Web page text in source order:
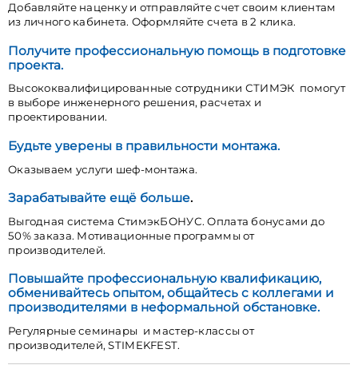
Добавляйте наценку и отправляйте счет своим клиентам
из личного кабинета. Оформляйте счета в 2 клика.
Получите профессиональную помощь в подготовке
проекта.
Высококвалифицированные сотрудники СТИМЭК помогут
в выборе инженерного решения, расчетах и
проектировании.
Будьте уверены в правильности монтажа.
Оказываем услуги шеф-монтажа.
Зарабатывайте ещё больше.
Выгодная система СтимэкБОНУС. Оплата бонусами до
50% заказа. Мотивационные программы от
производителей.
Повышайте профессиональную квалификацию,
обменивайтесь опытом, общайтесь с коллегами и
производителями в неформальной обстановке.
Регулярные семинары и мастер-классы от
производителей, STIMEKFEST.